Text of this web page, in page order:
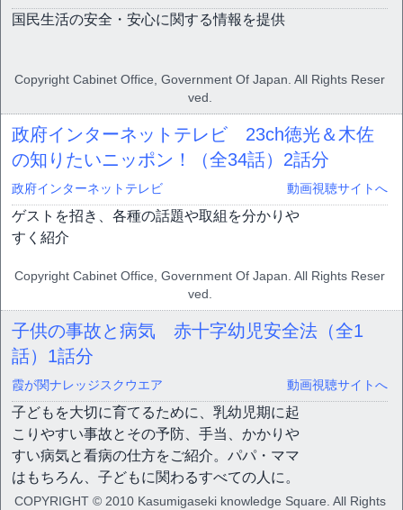
国民生活の安全・安心に関する情報を提供
Copyright Cabinet Office, Government Of Japan. All Rights Reser
ved.
政府インターネットテレビ 23ch徳光＆木佐
の知りたいニッポン！（全34話） 2話分
政府インターネットテレビ 動画視聴サイトへ
ゲストを招き、各種の話題や取組を分かりや
すく紹介
Copyright Cabinet Office, Government Of Japan. All Rights Reser
ved.
子供の事故と病気 赤十字幼児安全法（全1
話） 1話分
霞が関ナレッジスクウエア 動画視聴サイトへ
子どもを大切に育てるために、乳幼児期に起
こりやすい事故とその予防、手当、かかりや
すい病気と看病の仕方をご紹介。パパ・ママ
はもちろん、子どもに関わるすべての人に。
COPYRIGHT © 2010 Kasumigaseki knowledge Square. All Rights